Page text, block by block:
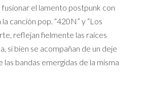
el lamento postpunk con
canción pop. “420N” y “Los
reflejan fielmente las raíces
si bien se acompañan de un deje
las bandas emergidas de la misma